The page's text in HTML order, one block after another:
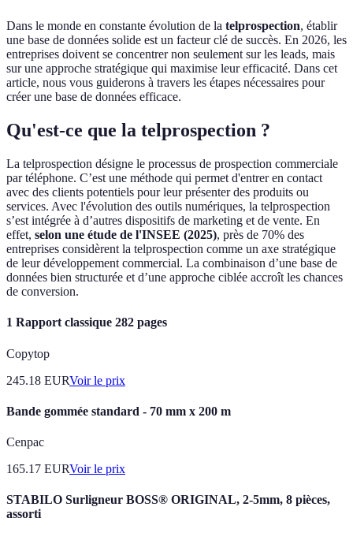
Dans le monde en constante évolution de la telprospection, établir
une base de données solide est un facteur clé de succès. En 2026, les
entreprises doivent se concentrer non seulement sur les leads, mais
sur une approche stratégique qui maximise leur efficacité. Dans cet
article, nous vous guiderons à travers les étapes nécessaires pour
créer une base de données efficace.
Qu'est-ce que la telprospection ?
La telprospection désigne le processus de prospection commerciale
par téléphone. C’est une méthode qui permet d'entrer en contact
avec des clients potentiels pour leur présenter des produits ou
services. Avec l'évolution des outils numériques, la telprospection
s’est intégrée à d’autres dispositifs de marketing et de vente. En
effet, selon une étude de l'INSEE (2025), près de 70% des
entreprises considèrent la telprospection comme un axe stratégique
de leur développement commercial. La combinaison d’une base de
données bien structurée et d’une approche ciblée accroît les chances
de conversion.
1 Rapport classique 282 pages
Copytop
245.18 EURVoir le prix
Bande gommée standard - 70 mm x 200 m
Cenpac
165.17 EURVoir le prix
STABILO Surligneur BOSS® ORIGINAL, 2-5mm, 8 pièces,
assorti